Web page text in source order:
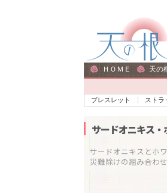
ー
シ
ョ
へ
キ
ン
ツ
へ
キ
プ
ＨＯＭＥ 天の
ブレスレット ストラ
サードオニキス・
サードオニキスとホ